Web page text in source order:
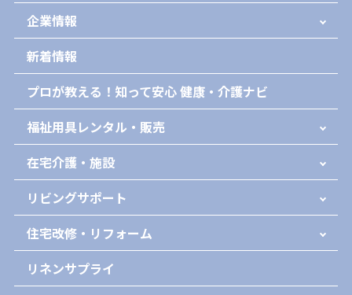
企業情報
新着情報
プロが教える！知って安心 健康・介護ナビ
福祉用具レンタル・販売
在宅介護・施設
リビングサポート
住宅改修・リフォーム
リネンサプライ